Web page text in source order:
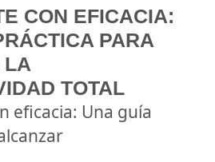
CON EFICACIA:
PARA
LA
TOTAL
eficacia: Una guía